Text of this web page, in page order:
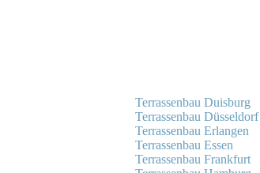
Terrassenbau Duisburg
Terrassenbau Düsseldorf
Terrassenbau Erlangen
Terrassenbau Essen
Terrassenbau Frankfurt